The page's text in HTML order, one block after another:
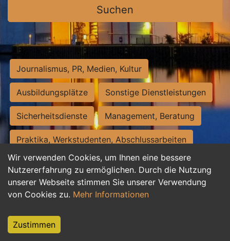
Wir verwenden Cookies, um Ihnen eine bessere
Nutzererfahrung zu ermöglichen. Durch die Nutzung
unserer Webseite stimmen Sie unserer Verwendung
von Cookies zu. Mehr Informationen
Zustimmen
Suchen
Journalismus, PR, Medien, Kultur
Ausbildungsplätze Sonstige Dienstleistungen
Sicherheitsdienste Management, Beratung
Praktika, Werkstudenten, Abschlussarbeiten
Personalwesen Assistenz, Sekretariat
Hilfskräfte, Aushilfs- und Nebenjobs
Weiterbildung, Studium, duale Ausbildung